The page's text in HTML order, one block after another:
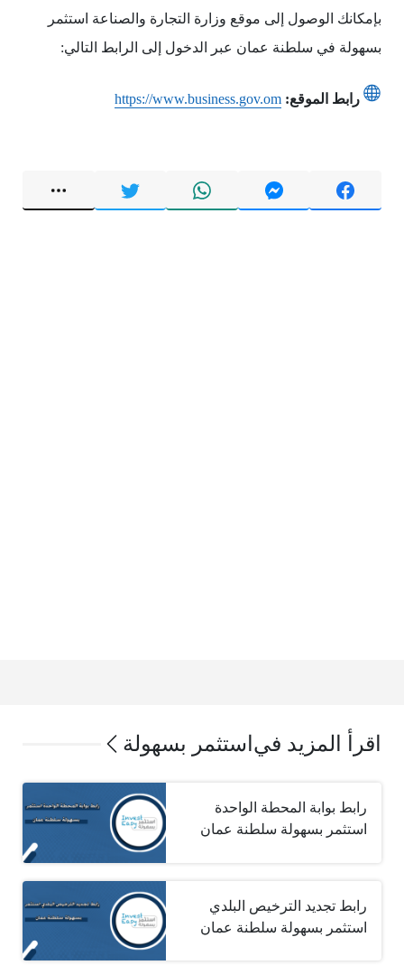
بإمكانك الوصول إلى موقع وزارة التجارة والصناعة استثمر
بسهولة في سلطنة عمان عبر الدخول إلى الرابط التالي:
رابط الموقع: https://www.business.gov.om
اقرأ المزيد في استثمر بسهولة
رابط بوابة المحطة الواحدة
استثمر بسهولة سلطنة عمان
رابط تجديد الترخيص البلدي
استثمر بسهولة سلطنة عمان